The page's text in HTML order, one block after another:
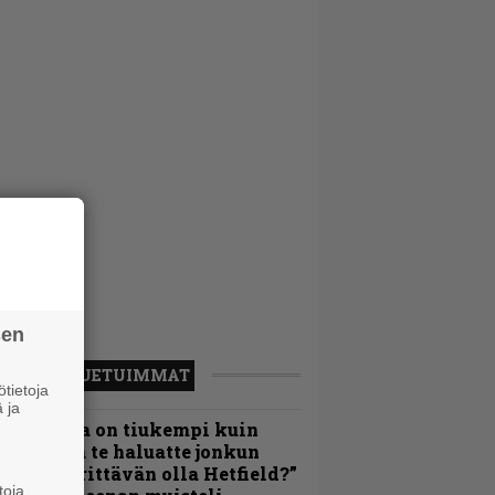
LUETUIMMAT
”Metallica on tiukempi kuin
ja te haluatte jonkun
yrittävän olla Hetfield?”
ja